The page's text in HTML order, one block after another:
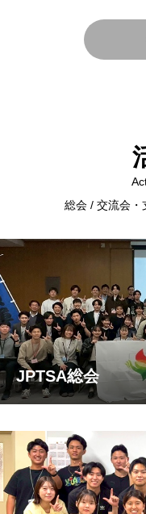
総会 / 交流会・
JPTSA総会